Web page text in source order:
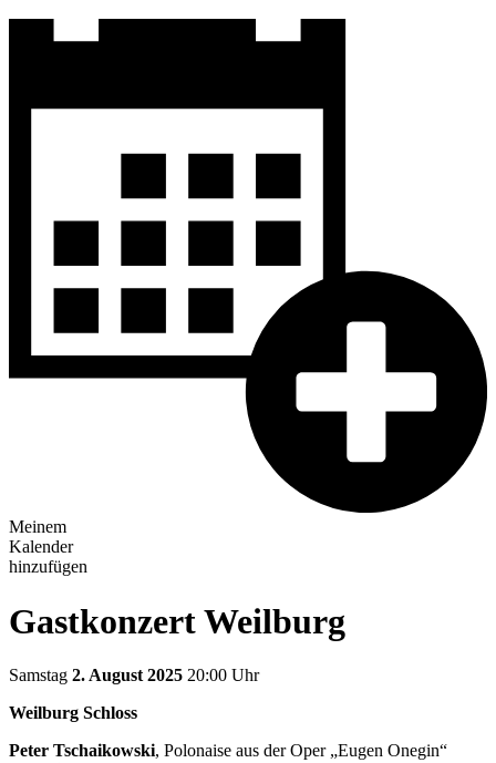
Meinem
Kalender
hinzufügen
Gastkonzert Weilburg
Samstag 2. August 2025 20:00 Uhr
Weilburg Schloss
Peter Tschaikowski, Polonaise aus der Oper „Eugen Onegin“